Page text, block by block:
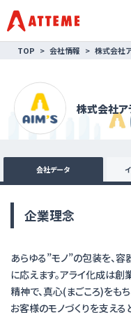
TOP 会社情報 株式会社
株式会社ア
会社データ
企業理念
あらゆる”モノ”の包装を、
に応えます。アライ化成は創
精神で、真心(まごころ)をも
お客様のモノづくりを支え